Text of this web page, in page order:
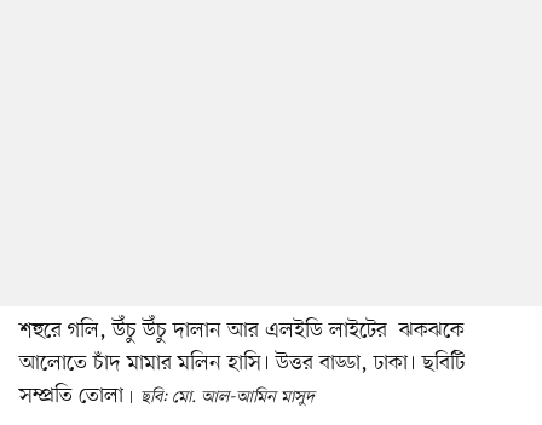
শহুরে গলি, উঁচু উঁচু দালান আর এলইডি লাইটের ঝকঝকে
আলোতে চাঁদ মামার মলিন হাসি। উত্তর বাড্ডা, ঢাকা। ছবিটি
সম্প্রতি তোলা
ছবি: মো. আল-আমিন মাসুদ